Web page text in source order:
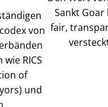
von
RICS
of
und
Sankt
fair,